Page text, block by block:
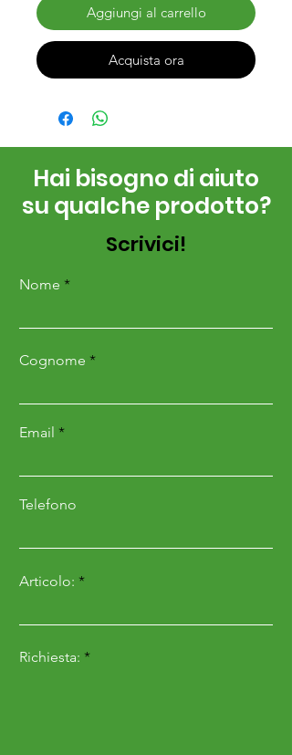
Aggiungi al carrello
Acquista ora
Hai bisogno di aiuto
su qualche prodotto?
Scrivici!
Nome
Cognome
Email
Telefono
Articolo:
Richiesta: